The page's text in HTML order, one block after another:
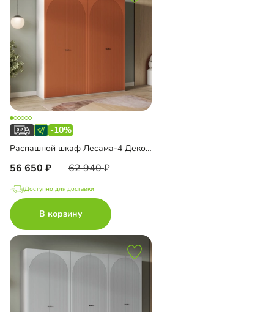
-10%
Распашной шкаф Лесама-4 Декор 4
56 650 62 940
Доступно для доставки
В корзину